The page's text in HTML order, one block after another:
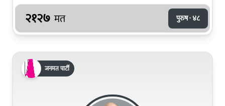
२१२७ मत पुरुष · ४८
जनमत पार्टी